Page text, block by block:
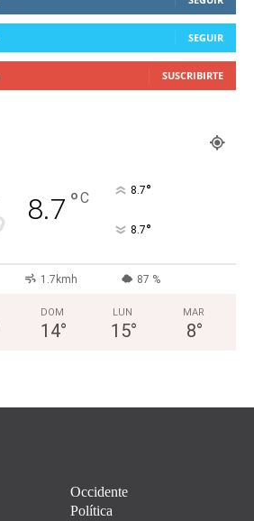
SEGUIR
SUSCRIBIRTE
8.7 °C 8.7°
8.7°
1.7kmh 87 %
DOM
14°
LUN
15°
MAR
8°
Occidente
Política